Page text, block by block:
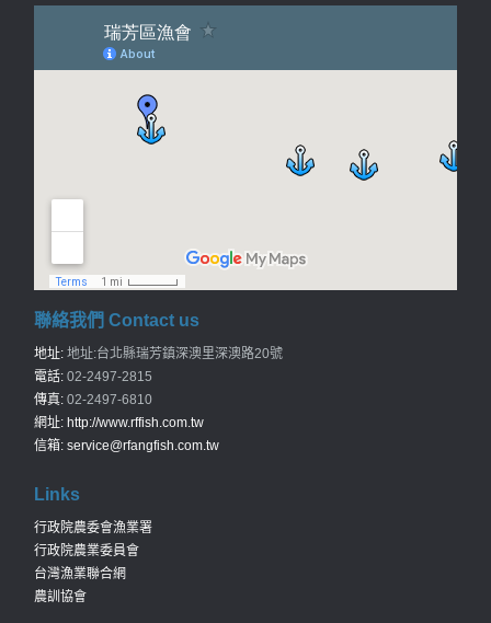
聯絡我們 Contact us
地址: 地址:台北縣瑞芳鎮深澳里深澳路20號
電話: 02-2497-2815
傳真: 02-2497-6810
網址: http://www.rffish.com.tw
信箱: service@rfangfish.com.tw
Links
行政院農委會漁業署
行政院農業委員會
台灣漁業聯合網
農訓協會